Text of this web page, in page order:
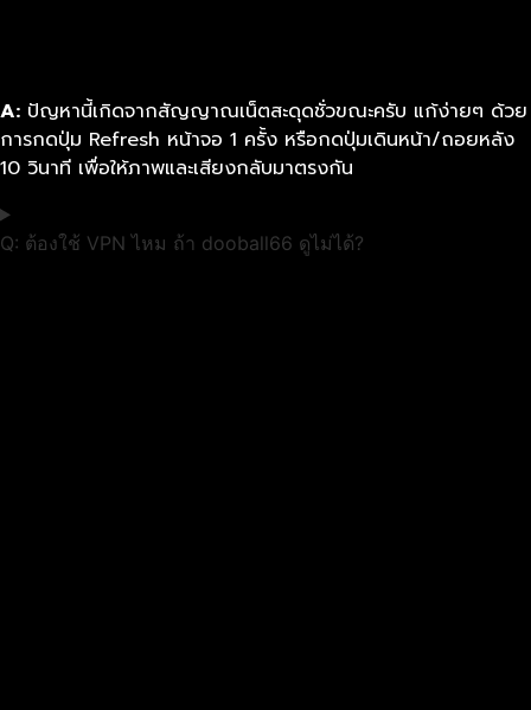
A: ปัญหานี้เกิดจากสัญญาณเน็ตสะดุดชั่วขณะครับ แก้ง่ายๆ ด้วย
การกดปุ่ม Refresh หน้าจอ 1 ครั้ง หรือกดปุ่มเดินหน้า/ถอยหลัง
10 วินาที เพื่อให้ภาพและเสียงกลับมาตรงกัน
Q: ต้องใช้ VPN ไหม ถ้า dooball66 ดูไม่ได้?